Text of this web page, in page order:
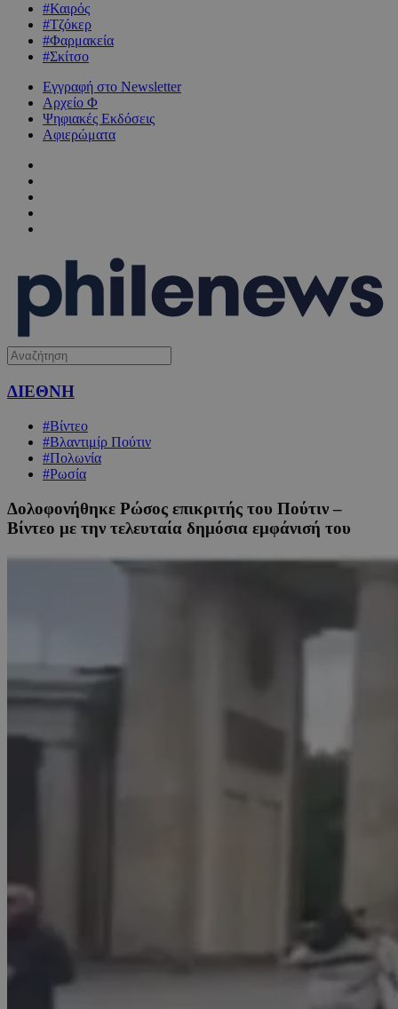
#Καιρός
#Τζόκερ
#Φαρμακεία
#Σκίτσο
Εγγραφή στο Newsletter
Αρχείο Φ
Ψηφιακές Εκδόσεις
Αφιερώματα
ΔΙΕΘΝΗ
#Βίντεο
#Βλαντιμίρ Πούτιν
#Πολωνία
#Ρωσία
Δολοφονήθηκε Ρώσος επικριτής του Πούτιν –
Βίντεο με την τελευταία δημόσια εμφάνισή του